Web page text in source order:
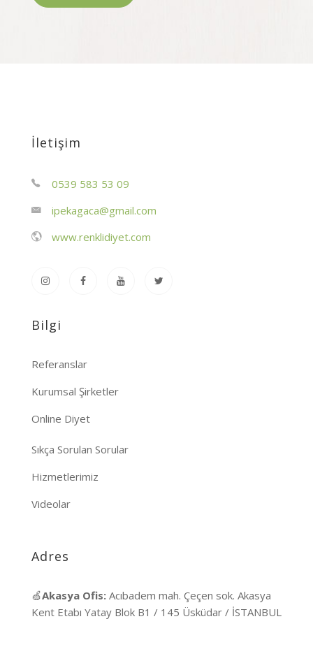
İletişim
0539 583 53 09
ipekagaca@gmail.com
www.renklidiyet.com
Bilgi
Referanslar
Kurumsal Şirketler
Online Diyet
Sıkça Sorulan Sorular
Hizmetlerimiz
Videolar
Adres
🍏Akasya Ofis: Acıbadem mah. Çeçen sok. Akasya
Kent Etabı Yatay Blok B1 / 145 Üsküdar / İSTANBUL